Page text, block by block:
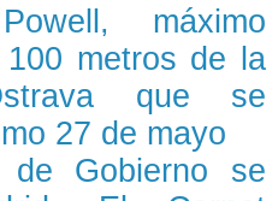
máximo
metros de la
que se
27 de mayo
Gobierno se